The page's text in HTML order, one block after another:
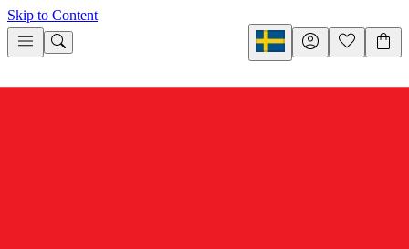
Skip to Content